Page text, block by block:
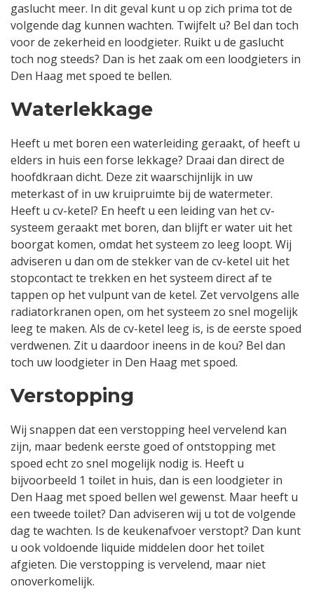
gaslucht meer. In dit geval kunt u op zich prima tot de
volgende dag kunnen wachten. Twijfelt u? Bel dan toch
voor de zekerheid en loodgieter. Ruikt u de gaslucht
toch nog steeds? Dan is het zaak om een loodgieters in
Den Haag met spoed te bellen.
Waterlekkage
Heeft u met boren een waterleiding geraakt, of heeft u
elders in huis een forse lekkage? Draai dan direct de
hoofdkraan dicht. Deze zit waarschijnlijk in uw
meterkast of in uw kruipruimte bij de watermeter.
Heeft u cv-ketel? En heeft u een leiding van het cv-
systeem geraakt met boren, dan blijft er water uit het
boorgat komen, omdat het systeem zo leeg loopt. Wij
adviseren u dan om de stekker van de cv-ketel uit het
stopcontact te trekken en het systeem direct af te
tappen op het vulpunt van de ketel. Zet vervolgens alle
radiatorkranen open, om het systeem zo snel mogelijk
leeg te maken. Als de cv-ketel leeg is, is de eerste spoed
verdwenen. Zit u daardoor ineens in de kou? Bel dan
toch uw loodgieter in Den Haag met spoed.
Verstopping
Wij snappen dat een verstopping heel vervelend kan
zijn, maar bedenk eerste goed of ontstopping met
spoed echt zo snel mogelijk nodig is. Heeft u
bijvoorbeeld 1 toilet in huis, dan is een loodgieter in
Den Haag met spoed bellen wel gewenst. Maar heeft u
een tweede toilet? Dan adviseren wij u tot de volgende
dag te wachten. Is de keukenafvoer verstopt? Dan kunt
u ook voldoende liquide middelen door het toilet
afgieten. Die verstopping is vervelend, maar niet
onoverkomelijk.